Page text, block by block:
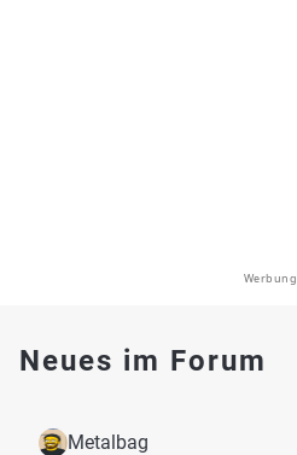
Werbung
Neues im Forum
Metalbag